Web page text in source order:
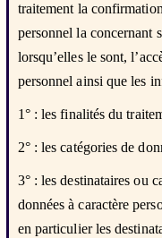
traitement la
personnel la concernant
lorsqu’elles le sont,
personnel ainsi que les
1° : les finalités du
2° : les catégories de
3° : les destinataires ou
données à caractère
en particulier les